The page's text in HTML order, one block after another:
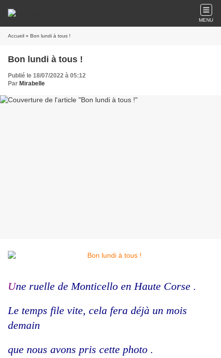
MENU
Accueil » Bon lundi à tous !
Bon lundi à tous !
Publié le 18/07/2022 à 05:12
Par Mirabelle
Une ruelle de Monticello en Haute Corse .
Le temps file vite, cela fera déjà un mois
demain
que nous avons pris cette photo .